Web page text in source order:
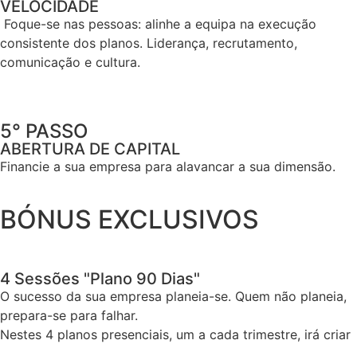
VELOCIDADE
Foque-se nas pessoas: alinhe a equipa na execução
consistente dos planos. Liderança, recrutamento,
comunicação e cultura.
5° PASSO
ABERTURA DE CAPITAL
Financie a sua empresa para alavancar a sua dimensão.
BÓNUS EXCLUSIVOS
4 Sessões "Plano 90 Dias"
O sucesso da sua empresa planeia-se. Quem não planeia,
prepara-se para falhar.
Nestes 4 planos presenciais, um a cada trimestre, irá criar